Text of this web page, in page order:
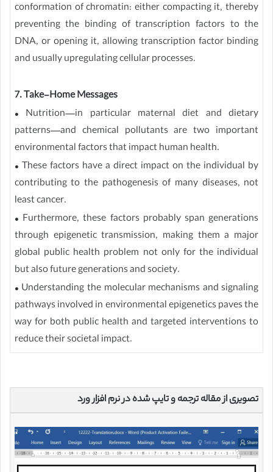
conformation of chromatin: either compacting it, thereby
preventing the binding of transcription factors to the
DNA, or opening it, allowing transcription factor binding
and usually upregulating cellular processes.
7. Take-Home Messages
• Nutrition—in particular maternal diet and dietary
patterns—and chemical pollutants are two important
environmental factors that impact human health.
• These factors have a direct impact on the individual by
contributing to the pathogenesis of many diseases, not
least cancer.
• Furthermore, these factors probably span generations
through epigenetic transmission, making them a major
global public health problem not only for the individual
but also future generations and society.
• Understanding the molecular mechanisms and signaling
pathways involved in environmental epigenetics paves the
way for both public health and targeted interventions to
reduce their societal impact.
تصویری از مقاله ترجمه و تایپ شده در نرم افزار ورد